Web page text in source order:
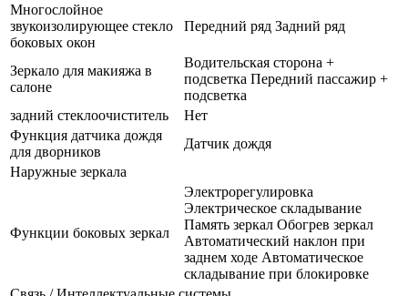
Многослойное
звукоизолирующее стекло
боковых окон
Передний ряд Задний ряд
Зеркало для макияжа в
салоне
Водительская сторона +
подсветка Передний пассажир +
подсветка
задний стеклоочиститель
Нет
Функция датчика дождя
для дворников
Датчик дождя
Наружные зеркала
Функции боковых зеркал
Электрорегулировка
Электрическое складывание
Память зеркал Обогрев зеркал
Автоматический наклон при
заднем ходе Автоматическое
складывание при блокировке